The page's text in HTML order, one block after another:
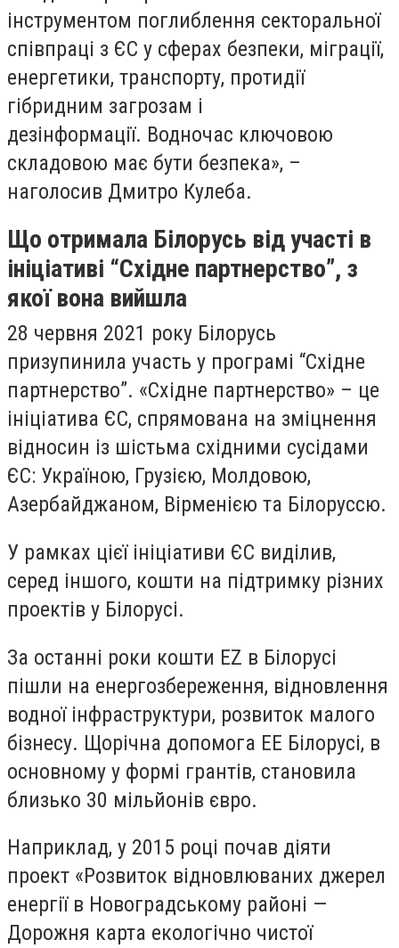
інструментом поглиблення секторальної
співпраці з ЄС у сферах безпеки, міграції,
енергетики, транспорту, протидії
гібридним загрозам і
дезінформації. Водночас ключовою
складовою має бути безпека», –
наголосив Дмитро Кулеба.
Що отримала Білорусь від участі в
ініціативі “Східне партнерство”, з
якої вона вийшла
28 червня 2021 року Білорусь
призупинила участь у програмі “Східне
партнерство”. «Східне партнерство» – це
ініціатива ЄС, спрямована на зміцнення
відносин із шістьма східними сусідами
ЄС: Україною, Грузією, Молдовою,
Азербайджаном, Вірменією та Білоруссю.
У рамках цієї ініціативи ЄС виділив,
серед іншого, кошти на підтримку різних
проектів у Білорусі.
За останні роки кошти EZ в Білорусі
пішли на енергозбереження, відновлення
водної інфраструктури, розвиток малого
бізнесу. Щорічна допомога ЕЕ Білорусі, в
основному у формі грантів, становила
близько 30 мільйонів євро.
Наприклад, у 2015 році почав діяти
проект «Розвиток відновлюваних джерел
енергії в Новоградському районі —
Дорожня карта екологічно чистої